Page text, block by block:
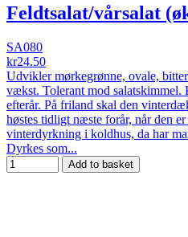
Feldtsalat/vårsalat
SA080
kr24.50
Udvikler mørkegrønne, ovale,
vækst. Tolerant mod salatskimmel.
efterår. På friland skal den
høstes tidligt næste forår, når den
vinterdyrkning i koldhus, da har
Dyrkes som...
Add to basket